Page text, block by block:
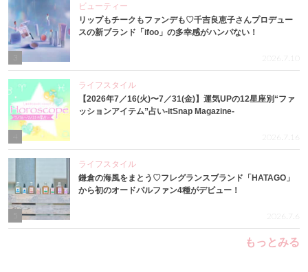
3
ビューティー
リップもチークもファンデも♡千吉良恵子さんプロデュー
スの新ブランド「ifoo」の多幸感がハンパない！
2026.7.10
4
ライフスタイル
【2026年7／16(火)〜7／31(金)】運気UPの12星座別“ファ
ッションアイテム”占い-itSnap Magazine-
2026.7.16
ライフスタイル
鎌倉の海風をまとう♡フレグランスブランド「HATAGO」
から初のオードパルファン4種がデビュー！
2026.7.6
もっとみる